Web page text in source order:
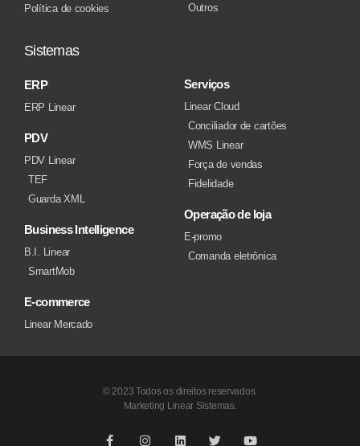
Política de cookies
Outros
Sistemas
ERP
ERP Linear
PDV
PDV Linear
TEF
Guarda XML
Business Intelligence
B.I. Linear
SmartMob
E-commerce
Linear Mercado
Serviços
Linear Cloud
Conciliador de cartões
WMS Linear
Força de vendas
Fidelidade
Operação de loja
E-promo
Comanda eletrônica
© 2023 Todos os direitos reservados.
Marketing Linear Sistemas.